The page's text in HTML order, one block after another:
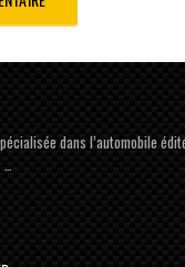
dans l’automobile
…